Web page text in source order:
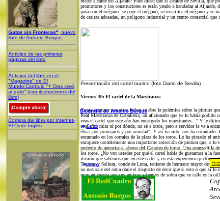
Gatos sin Fronteras" , nuevo
libro de Antonio Burgos
Anticipo de las primeras
páginas del libro
Anticipo del libro en el
"Magazine" de El
Mundo:Capítulo "Y Dios creó
al gato" (con ilustraciones del
libro)
Compra del libro por Internet-
El Corte Inglés
promotores y los constructores se están yendo a bandadas al
pasa con el orégano: se coge el orégano, se recalifica el orégano y se
de casitas adosadas, un polígono industrial y un centro comercial que
Presentación del cartel taurino (foto Diario de Sevilla)
Viernes 30: El cartel de la Maestranza
Como siempre por estas fechas se abre la polémica sobre la pintura
Real Maestranza de Caballería, un aficionado que ya lo había podido
veas el cartel que este año han encargado los maestrantes..." Y le
este año, mira tú por dónde, no sé a otros, pero a servidor le va a
ética, por principios y por amistad". Y así ha sido: nos ha
encarnado en los corrales de la plaza de los toros. Lo ha pintado el
enriquece notablemente una importante colección de pintura que, a
pretexto de anunciar el abono del Canorea de turno. Una avanzadilla
los toros. ¿No ven ustedes por qué el cartel había de gustarnos a la
ilusión que sabemos que en este cartel y en esta experiencia pictórica
Togores y Salinas, conde de Luna, teniente de hermano mayor de la
no nos sale del alma darle el disgusto de decir que si esto o que si lo
muy en cuenta que sus amigos sabemos de sobra que su calle es la
Biografía de Antonio Burgos
Subir
Subir